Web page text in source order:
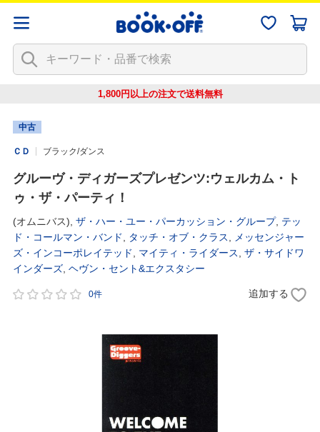
1,800円以上の注文で送料無料
中古
ＣＤ ブラック/ダンス
グルーヴ・ディガーズプレゼンツ:ウェルカム・ト
ゥ・ザ・パーティ！
(オムニバス), ザ・ハー・ユー・パーカッション・グループ, テッ
ド・コールマン・バンド
タッチ・オブ・クラス
メッセンジャー
ズ・インコーポレイテッド
マイティ・ライダース
ザ・サイドワ
インダーズ ヘヴン・セント&エクスタシー
0件 追加する